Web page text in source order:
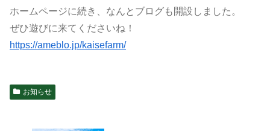
ホームページに続き、なんとブログも開設しました。
ぜひ遊びに来てくださいね！
https://ameblo.jp/kaisefarm/
お知らせ